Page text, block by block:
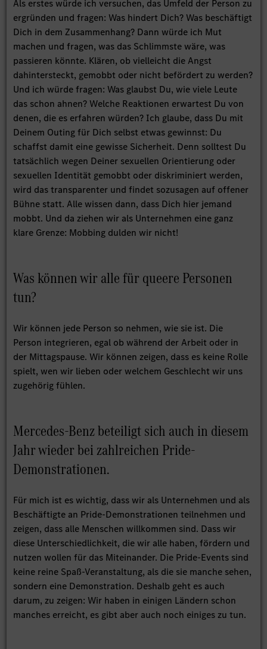
Als erstes würde ich versuchen, das Umfeld der Person zu
ergründen und fragen: Was hindert Dich? Was beschäftigt
Dich in dem Zusammenhang? Dann würde ich Mut
machen und fragen, was das Schlimmste wäre, was
passieren könnte. Klären, ob vielleicht die Angst
dahintersteckt, gemobbt oder nicht befördert zu werden?
Und ich würde fragen: Was glaubst Du, wie viele Leute
das schon ahnen? Welche Reaktionen erwartest Du von
denen, die es erfahren würden? Ich glaube, dass Du mit
Deinem Outing für Dich selbst etwas gewinnst: Du
schaffst damit eine gewisse Sicherheit. Denn solltest Du
tatsächlich wegen Deiner sexuellen Orientierung oder
sexuellen Identität gemobbt oder diskriminiert werden,
wird das transparenter und findet sozusagen auf offener
Bühne statt. Alle wissen dann, dass Dich hier jemand
mobbt. Und da ziehen wir als Unternehmen eine ganz
klare Grenze: Mobbing dulden wir nicht!
Was können wir alle für queere Personen
tun?
Wir können jede Person so nehmen, wie sie ist. Die
Person integrieren, egal ob während der Arbeit oder in
der Mittagspause. Wir können zeigen, dass es keine Rolle
spielt, wen wir lieben oder welchem Geschlecht wir uns
zugehörig fühlen.
Mercedes-Benz beteiligt sich auch in diesem
Jahr wieder bei zahlreichen Pride-
Demonstrationen.
Für mich ist es wichtig, dass wir als Unternehmen und als
Beschäftigte an Pride-Demonstrationen teilnehmen und
zeigen, dass alle Menschen willkommen sind. Dass wir
diese Unterschiedlichkeit, die wir alle haben, fördern und
nutzen wollen für das Miteinander. Die Pride-Events sind
keine reine Spaß-Veranstaltung, als die sie manche sehen,
sondern eine Demonstration. Deshalb geht es auch
darum, zu zeigen: Wir haben in einigen Ländern schon
manches erreicht, es gibt aber auch noch einiges zu tun.